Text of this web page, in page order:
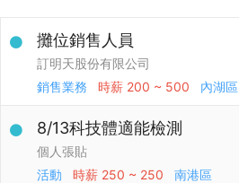
攤位銷售人員
訂明天股份有限公司
銷售業務
時薪 200 ~ 500 內湖區
8/13科技體適能檢測
個人張貼
活動
時薪 250 ~ 250 南港區